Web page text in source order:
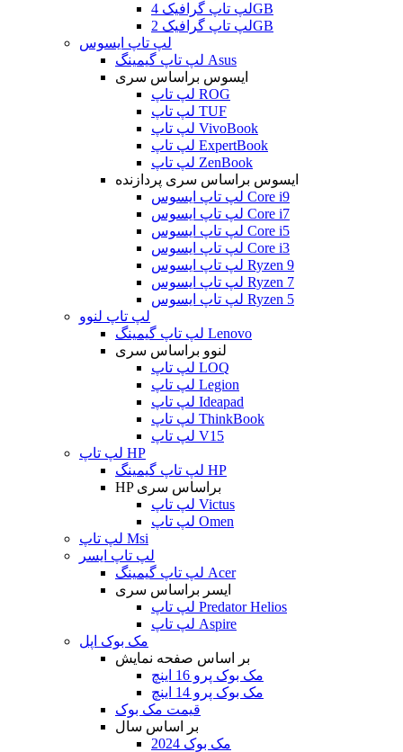
لپ تاپ گرافیک 4GB
لپ تاپ گرافیک 2GB
لپ تاپ ایسوس
لپ تاپ گیمینگ Asus
ایسوس براساس سری
لپ تاپ ROG
لپ تاپ TUF
لپ تاپ VivoBook
لپ تاپ ExpertBook
لپ تاپ ZenBook
ایسوس براساس سری پردازنده
لپ تاپ ایسوس Core i9
لپ تاپ ایسوس Core i7
لپ تاپ ایسوس Core i5
لپ تاپ ایسوس Core i3
لپ تاپ ایسوس Ryzen 9
لپ تاپ ایسوس Ryzen 7
لپ تاپ ایسوس Ryzen 5
لپ تاپ لنوو
لپ تاپ گیمینگ Lenovo
لنوو براساس سری
لپ تاپ LOQ
لپ تاپ Legion
لپ تاپ Ideapad
لپ تاپ ThinkBook
لپ تاپ V15
لپ تاپ HP
لپ تاپ گیمینگ HP
HP براساس سری
لپ تاپ Victus
لپ تاپ Omen
لپ تاپ Msi
لپ تاپ ایسر
لپ تاپ گیمینگ Acer
ایسر براساس سری
لپ تاپ Predator Helios
لپ تاپ Aspire
مک بوک اپل
بر اساس صفحه نمایش
مک بوک پرو 16 اینچ
مک بوک پرو 14 اینچ
قیمت مک بوک
بر اساس سال
مک بوک 2024